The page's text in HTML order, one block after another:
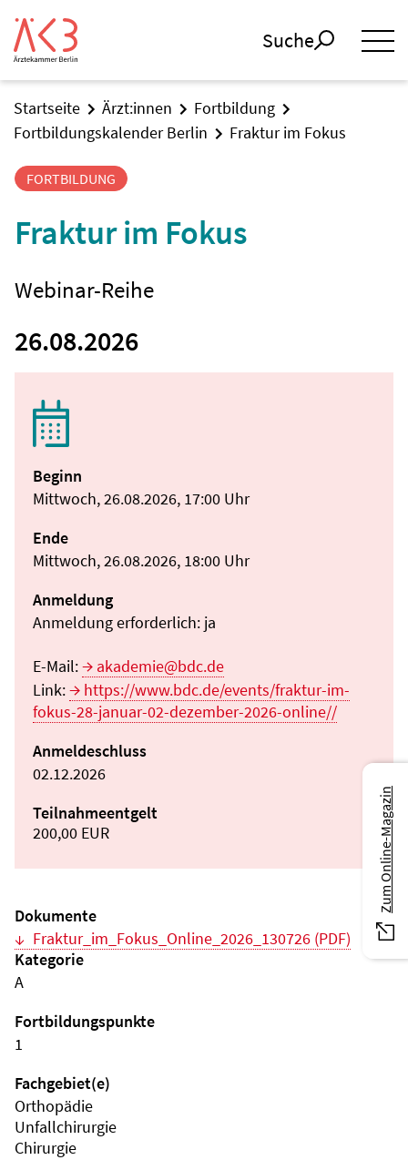
Suche
Startseite Ärzt:innen
Fortbildung
Fortbildungskalender Berlin
Fraktur im Fokus
FORTBILDUNG
Fraktur im Fokus
Webinar-Reihe
26.08.2026
Beginn
Mittwoch, 26.08.2026, 17:00 Uhr
Ende
Mittwoch, 26.08.2026, 18:00 Uhr
Anmeldung
Anmeldung erforderlich: ja
E-Mail:
akademie@bdc.de
Link:
https://www.bdc.de/events/fraktur-im-
fokus-28-januar-02-dezember-2026-online//
Anmeldeschluss
02.12.2026
Teilnahmeentgelt
200,00 EUR
Dokumente
Fraktur_im_Fokus_Online_2026_130726 (PDF)
Kategorie
A
Fortbildungspunkte
1
Fachgebiet(e)
Orthopädie
Unfallchirurgie
Chirurgie
Zum Online-Magazin